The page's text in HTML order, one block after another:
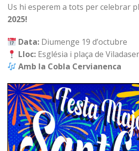
Us hi esperem a tots per celebrar
2025!
Data: Diumenge 19 d’octubre
Lloc: Església i plaça de
Amb la Cobla Cervianenca